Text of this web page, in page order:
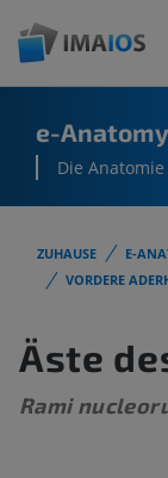
e-Anatomy
Die
ZUHAUSE E-
VORDERE
Äste
Rami